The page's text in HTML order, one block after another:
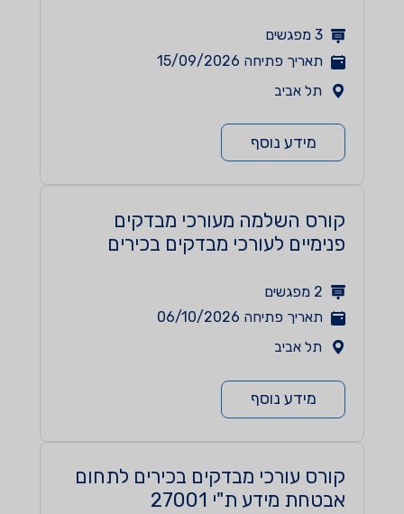
3מפגשים
תאריך פתיחה 15/09/2026
תל אביב
מידע נוסף
קורס השלמה מעורכי מבדקים
פנימיים לעורכי מבדקים בכירים
2 מפגשים
תאריך פתיחה 06/10/2026
תל אביב
מידע נוסף
קורס עורכי מבדקים בכירים לתחום
אבטחת מידע ת"י 27001